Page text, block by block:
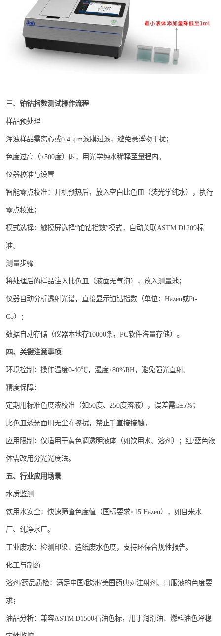
三、铂钴指数测试操作流程
样品预处理
浑浊样品需离心或0.45μm滤膜过滤，避免悬浮物干扰；
色度过高（>500度）时，用光学纯水稀释至量程内。
仪器校准与设置
智能零点校准：开机预热后，放入空白比色皿（装光学纯水），执行
零点校准；
模式选择：触摸屏选择“铂钴指数”模式，自动关联ASTM D1209标
准。
测量步骤
将处理后的样品注入比色皿（液面无气泡），放入测量池；
仪器自动分析透射光谱，直接显示铂钴指数（单位：Hazen或Pt-
Co）；
数据自动存储（仪器本地存10000条，PC软件海量存储）。
四、关键注意事项
环境控制：操作温度0-40℃，湿度≤80%RH，避免强光直射。
精度保障：
定期用标准色度液校准（如50度、250度溶液），误差需≤±5%；
比色皿透光面用无尘布擦拭，禁止手直接接触。
应用限制：仅适用于黄色调透明液体（如饮用水、溶剂）；红/蓝色液
体需改用分光光度法。
五、行业应用场景
水质监测
饮用水安全：快速筛查色度值（国标要求≤15 Hazen），如自来水
厂、纯净水厂。
工业废水：检测印染、造纸废水色度，支持环保合规性报告。
化工与制药
溶剂/药品质检：满足中国/欧洲/美国药典对注射剂、口服液的色度要
求；
油品分析：兼容ASTM D1500石油色标，用于润滑油、燃料油色泽稳